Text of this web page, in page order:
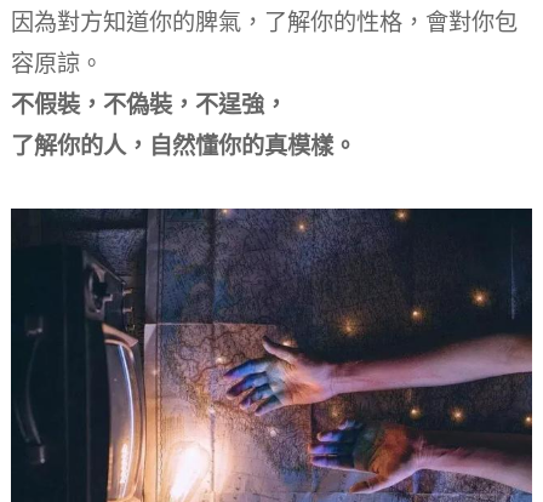
因為對方知道你的脾氣， 了解你的性格， 會對你包
容原諒。
不假裝，不偽裝，不逞強，
了解你的人，自然懂你的真模樣。